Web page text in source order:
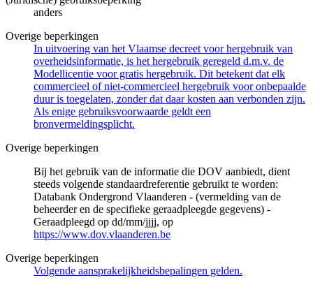
anders
Overige beperkingen
In uitvoering van het Vlaamse decreet voor hergebruik van
overheidsinformatie, is het hergebruik geregeld d.m.v. de
Modellicentie voor gratis hergebruik. Dit betekent dat elk
commercieel of niet-commercieel hergebruik voor onbepaalde
duur is toegelaten, zonder dat daar kosten aan verbonden zijn.
Als enige gebruiksvoorwaarde geldt een
bronvermeldingsplicht.
Overige beperkingen
Bij het gebruik van de informatie die DOV aanbiedt, dient
steeds volgende standaardreferentie gebruikt te worden:
Databank Ondergrond Vlaanderen - (vermelding van de
beheerder en de specifieke geraadpleegde gegevens) -
Geraadpleegd op dd/mm/jjjj, op
https://www.dov.vlaanderen.be
Overige beperkingen
Volgende aansprakelijkheidsbepalingen gelden.